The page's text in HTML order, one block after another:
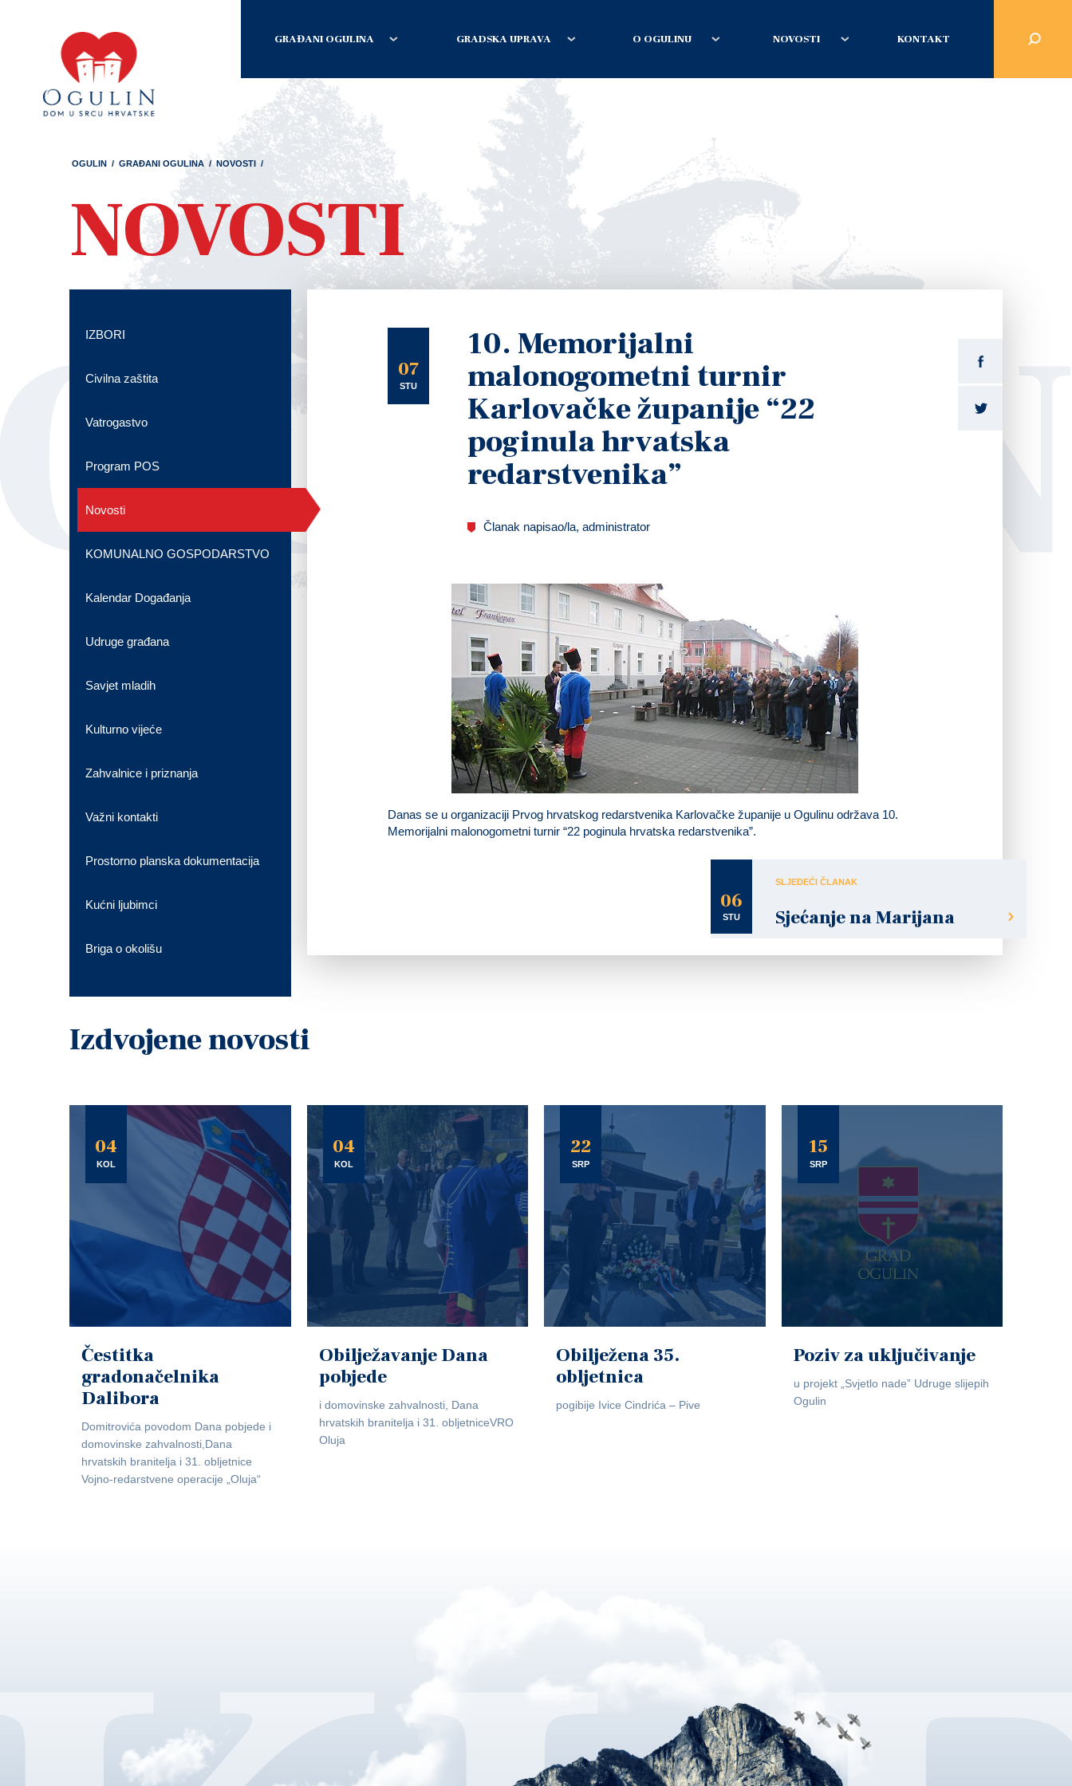
GRAĐANI OGULINA GRADSKA UPRAVA O OGULINU NOVOSTI KONTAKT
OGULIN / GRAĐANI OGULINA / NOVOSTI /
NOVOSTI
07
STU
10. Memorijalni
malonogometni turnir
Karlovačke županije “22
poginula hrvatska
redarstvenika”
Članak napisao/la, administrator
Danas se u organizaciji Prvog hrvatskog redarstvenika Karlovačke županije u Ogulinu održava 10.
Memorijalni malonogometni turnir “22 poginula hrvatska redarstvenika”.
06
STU
SLJEDEĆI ČLANAK
Sjećanje na Marijana
IZBORI
Civilna zaštita
Vatrogastvo
Program POS
Novosti
KOMUNALNO GOSPODARSTVO
Kalendar Događanja
Udruge građana
Savjet mladih
Kulturno vijeće
Zahvalnice i priznanja
Važni kontakti
Prostorno planska dokumentacija
Kućni ljubimci
Briga o okolišu
Izdvojene novosti
04
KOL
Čestitka
gradonačelnika
Dalibora
Domitrovića povodom Dana pobjede i
domovinske zahvalnosti,Dana
hrvatskih branitelja i 31. obljetnice
Vojno-redarstvene operacije „Oluja“
04
KOL
Obilježavanje Dana
pobjede
i domovinske zahvalnosti, Dana
hrvatskih branitelja i 31. obljetniceVRO
Oluja
22
SRP
Obilježena 35.
obljetnica
pogibije Ivice Cindrića – Pive
15
SRP
Poziv za uključivanje
u projekt „Svjetlo nade” Udruge slijepih
Ogulin